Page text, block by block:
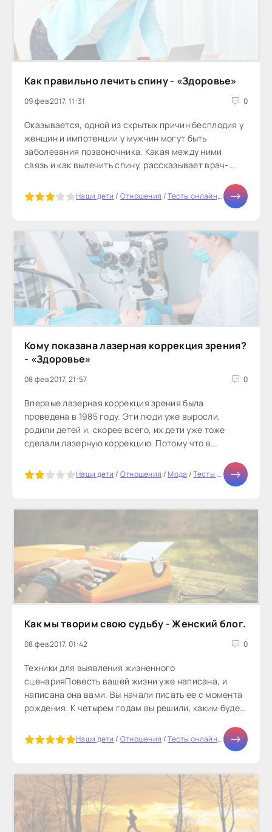
Как правильно лечить спину - «Здоровье»
09 фев 2017, 11:31 0
Оказывается, одной из скрытых причин бесплодия у
женщин и импотенции у мужчин могут быть
заболевания позвоночника. Какая между ними
связь и как вылечить спину, рассказывает врач-
Наши дети / Отношения /Тесты онлайн/СТАТЬИ
Кому показана лазерная коррекция зрения?
- «Здоровье»
08 фев 2017, 21:57 0
Впервые лазерная коррекция зрения была
проведена в 1985 году. Эти люди уже выросли,
родили детей и, скорее всего, их дети уже тоже
сделали лазерную коррекцию. Потому что в
Наши дети / Отношения /Мода /Тесты онлайн /
Как мы творим свою судьбу - Женский блог.
08 фев 2017, 01:42 0
Техники для выявления жизненного
сценарияПовесть вашей жизни уже написана, и
написана она вами. Вы начали писать ее с момента
рождения. К четырем годам вы решили, каким будет
Наши дети / Отношения /Тесты онлайн/Бизнес